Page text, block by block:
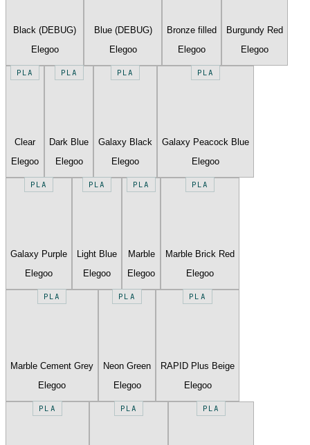
Black (DEBUG)
Elegoo
Blue (DEBUG)
Elegoo
Bronze filled
Elegoo
Burgundy Red
Elegoo
PLA
Clear
Elegoo
PLA
Dark Blue
Elegoo
PLA
Galaxy Black
Elegoo
PLA
Galaxy Peacock Blue
Elegoo
PLA
Galaxy Purple
Elegoo
PLA
Light Blue
Elegoo
PLA
Marble
Elegoo
PLA
Marble Brick Red
Elegoo
PLA
Marble Cement Grey
Elegoo
PLA
Neon Green
Elegoo
PLA
RAPID Plus Beige
Elegoo
PLA PLA PLA